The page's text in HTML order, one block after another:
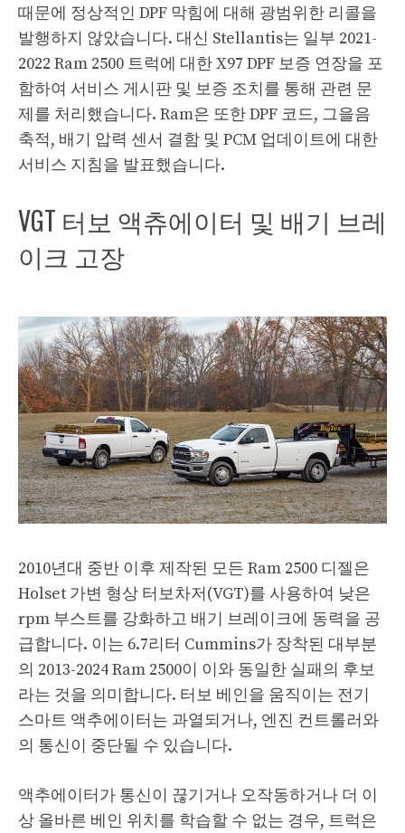
때문에 정상적인 DPF 막힘에 대해 광범위한 리콜을
발행하지 않았습니다. 대신 Stellantis는 일부 2021-
2022 Ram 2500 트럭에 대한 X97 DPF 보증 연장을 포
함하여 서비스 게시판 및 보증 조치를 통해 관련 문
제를 처리했습니다. Ram은 또한 DPF 코드, 그을음
축적, 배기 압력 센서 결함 및 PCM 업데이트에 대한
서비스 지침을 발표했습니다.
VGT 터보 액츄에이터 및 배기 브레
이크 고장
2010년대 중반 이후 제작된 모든 Ram 2500 디젤은
Holset 가변 형상 터보차저(VGT)를 사용하여 낮은
rpm 부스트를 강화하고 배기 브레이크에 동력을 공
급합니다. 이는 6.7리터 Cummins가 장착된 대부분
의 2013-2024 Ram 2500이 이와 동일한 실패의 후보
라는 것을 의미합니다. 터보 베인을 움직이는 전기
스마트 액추에이터는 과열되거나, 엔진 컨트롤러와
의 통신이 중단될 수 있습니다.
액추에이터가 통신이 끊기거나 오작동하거나 더 이
상 올바른 베인 위치를 학습할 수 없는 경우, 트럭은